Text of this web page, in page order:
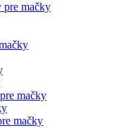
pre mačky
mačky
mačky